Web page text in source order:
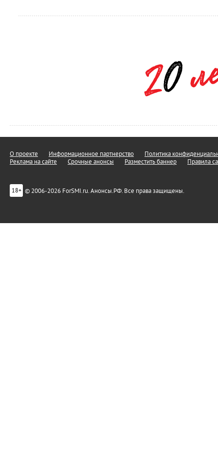
О проекте Информационное партнерство
Политика
Реклама на сайте
Срочные анонсы Разместить баннер Правила
18+ © 2006-2026 ForSMI.ru. Анонсы.РФ. Все права защищены.